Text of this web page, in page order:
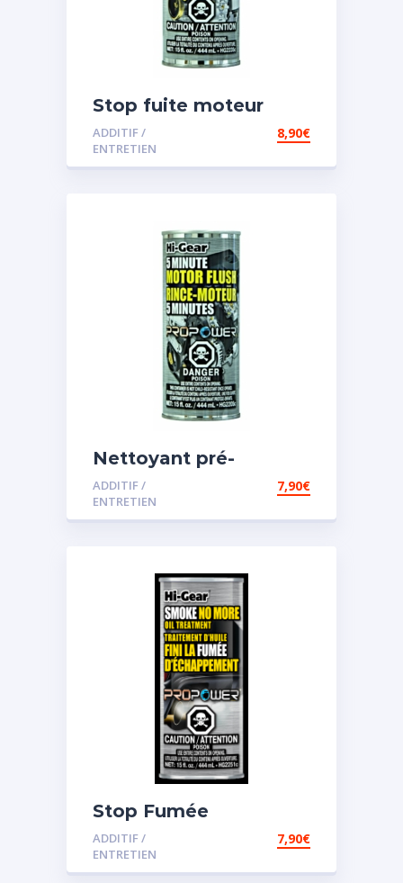
Stop fuite moteur
ADDITIF /
ENTRETIEN
8,90€
Nettoyant pré-
vidange
ADDITIF /
ENTRETIEN
7,90€
Stop Fumée
ADDITIF /
ENTRETIEN
7,90€